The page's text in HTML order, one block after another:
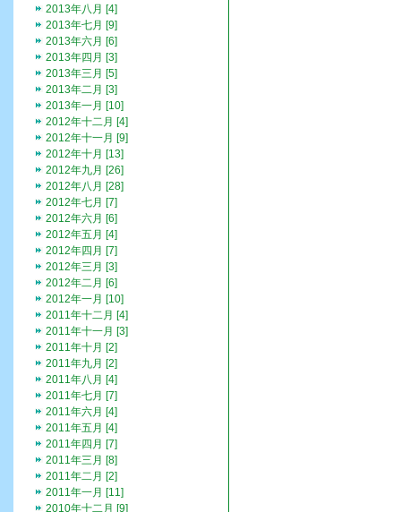
2013年八月 [4]
2013年七月 [9]
2013年六月 [6]
2013年四月 [3]
2013年三月 [5]
2013年二月 [3]
2013年一月 [10]
2012年十二月 [4]
2012年十一月 [9]
2012年十月 [13]
2012年九月 [26]
2012年八月 [28]
2012年七月 [7]
2012年六月 [6]
2012年五月 [4]
2012年四月 [7]
2012年三月 [3]
2012年二月 [6]
2012年一月 [10]
2011年十二月 [4]
2011年十一月 [3]
2011年十月 [2]
2011年九月 [2]
2011年八月 [4]
2011年七月 [7]
2011年六月 [4]
2011年五月 [4]
2011年四月 [7]
2011年三月 [8]
2011年二月 [2]
2011年一月 [11]
2010年十二月 [9]